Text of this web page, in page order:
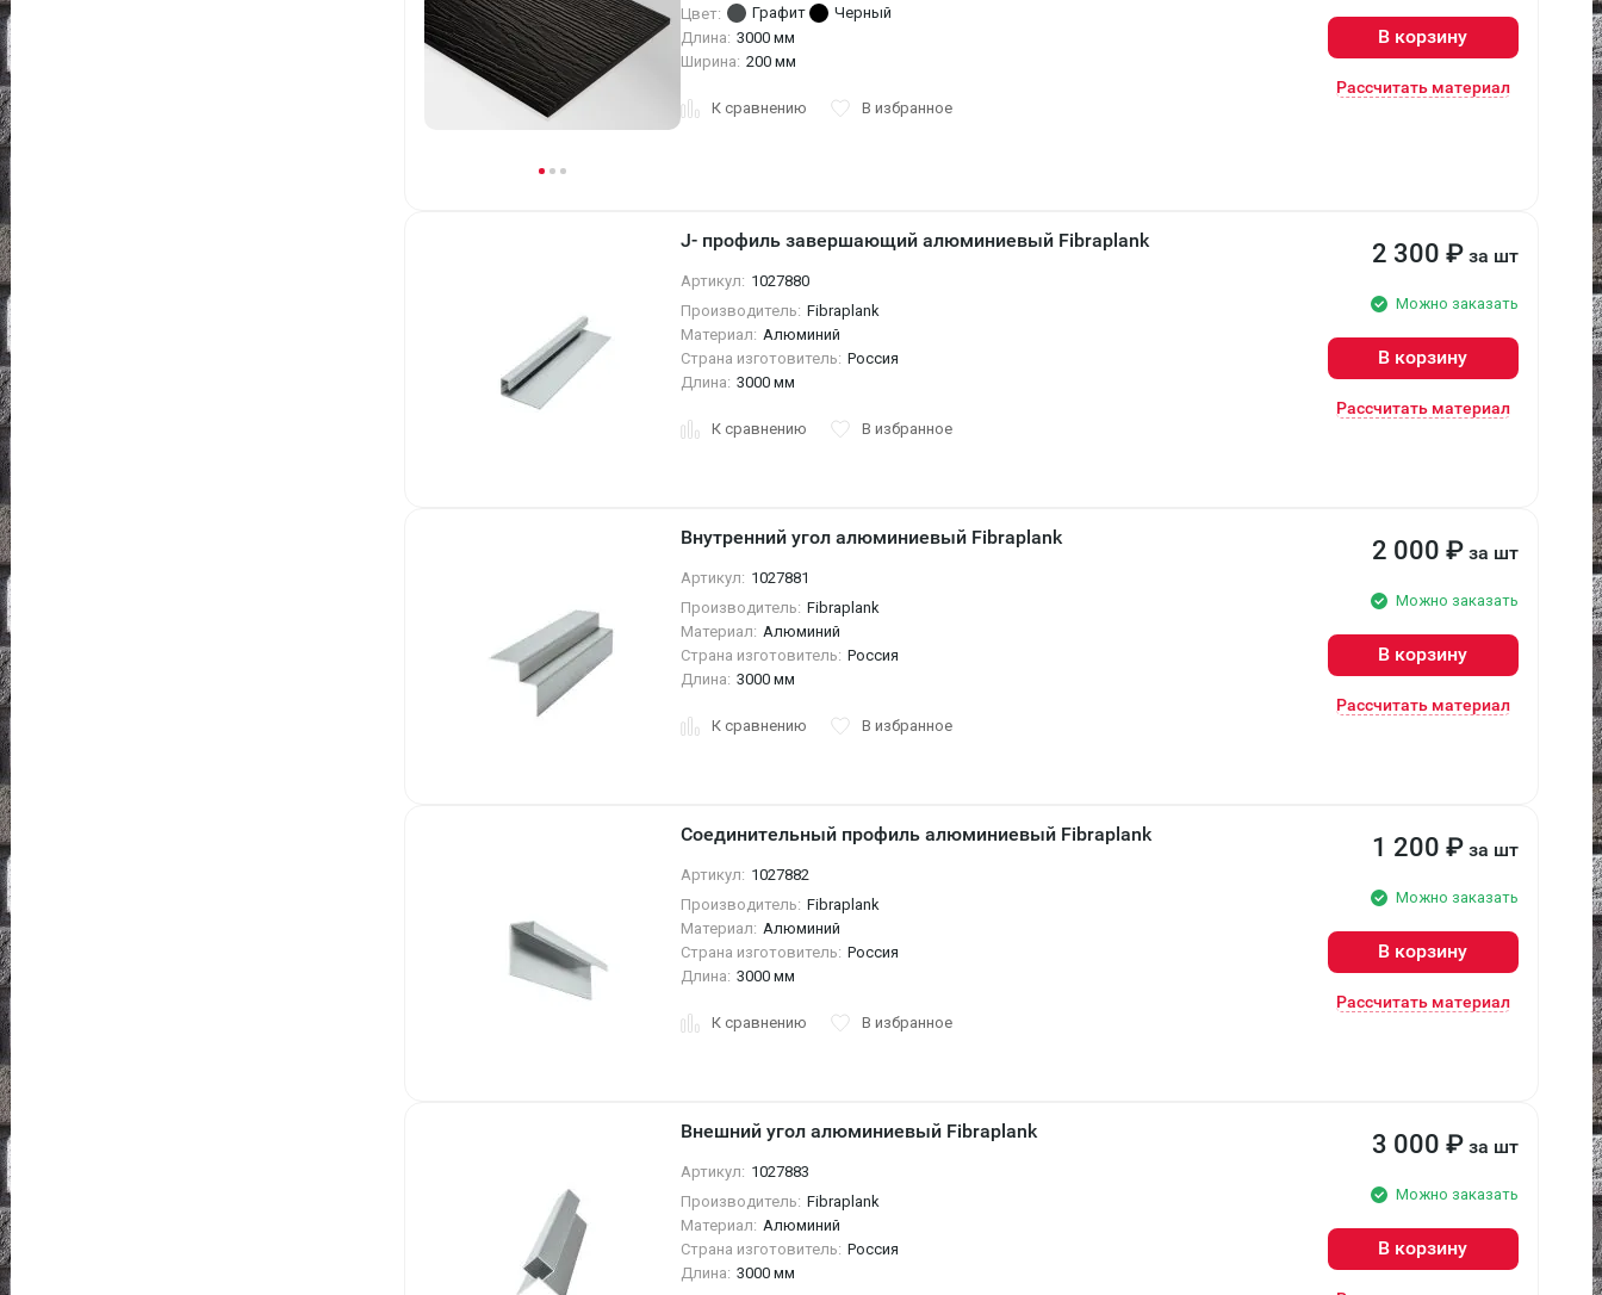
Цвет:
Графит
Черный
Длина: 3000 мм
Ширина: 200 мм
К сравнению В избранное
В корзину
Рассчитать материал
J- профиль завершающий алюминиевый Fibraplank
Артикул: 1027880
Производитель: Fibraplank
Материал: Алюминий
Страна изготовитель: Россия
Длина: 3000 мм
К сравнению В избранное
2 300 ₽ за шт
Можно заказать
В корзину
Рассчитать материал
Внутренний угол алюминиевый Fibraplank
Артикул: 1027881
Производитель: Fibraplank
Материал: Алюминий
Страна изготовитель: Россия
Длина: 3000 мм
К сравнению В избранное
2 000 ₽ за шт
Можно заказать
В корзину
Рассчитать материал
Соединительный профиль алюминиевый Fibraplank
Артикул: 1027882
Производитель: Fibraplank
Материал: Алюминий
Страна изготовитель: Россия
Длина: 3000 мм
К сравнению В избранное
1 200 ₽ за шт
Можно заказать
В корзину
Рассчитать материал
Внешний угол алюминиевый Fibraplank
Артикул: 1027883
Производитель: Fibraplank
Материал: Алюминий
Страна изготовитель: Россия
Длина: 3000 мм
3 000 ₽ за шт
Можно заказать
В корзину